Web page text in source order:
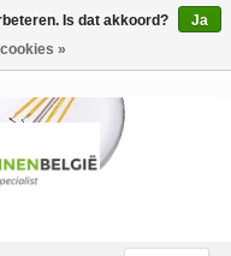
Is dat akkoord?
Ja
»